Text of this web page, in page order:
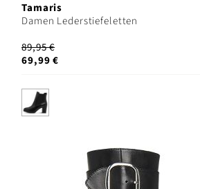
Tamaris
Damen Lederstiefeletten
89,95 €
69,99 €